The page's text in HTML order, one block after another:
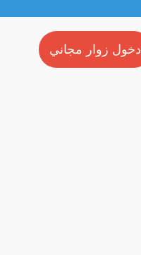
دخول زوار مجاني